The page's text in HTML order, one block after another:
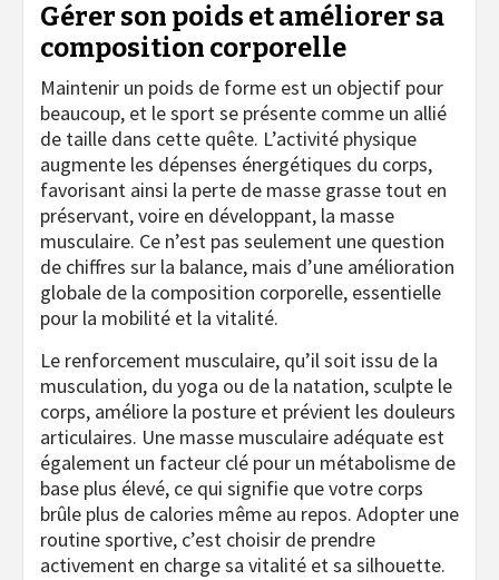
Gérer son poids et améliorer sa
composition corporelle
Maintenir un poids de forme est un objectif pour
beaucoup, et le sport se présente comme un allié
de taille dans cette quête. L’activité physique
augmente les dépenses énergétiques du corps,
favorisant ainsi la perte de masse grasse tout en
préservant, voire en développant, la masse
musculaire. Ce n’est pas seulement une question
de chiffres sur la balance, mais d’une amélioration
globale de la composition corporelle, essentielle
pour la mobilité et la vitalité.
Le renforcement musculaire, qu’il soit issu de la
musculation, du yoga ou de la natation, sculpte le
corps, améliore la posture et prévient les douleurs
articulaires. Une masse musculaire adéquate est
également un facteur clé pour un métabolisme de
base plus élevé, ce qui signifie que votre corps
brûle plus de calories même au repos. Adopter une
routine sportive, c’est choisir de prendre
activement en charge sa vitalité et sa silhouette.